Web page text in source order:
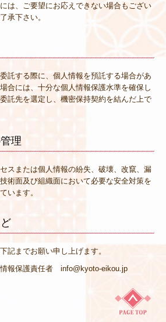
は、ご要望にお応えできない場合もござい
承下さい。
託する際に、個人情報を預託する場合があ
合には、十分な個人情報保護水準を確保し
託先を選定し、機密保持契約を結んだ上で
理
スまたは個人情報の紛失、破壊、改竄、漏
術面及び組織面において必要な安全対策を
います。
記までお願い申し上げます。
報保護責任者 info@kyoto-eikou.jp